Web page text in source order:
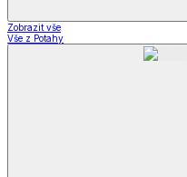
Zobrazit vše
Vše z Potahy